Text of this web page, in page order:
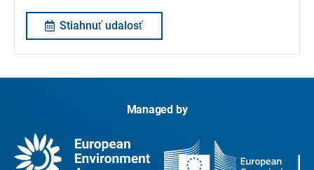
Stiahnuť udalosť
Managed by